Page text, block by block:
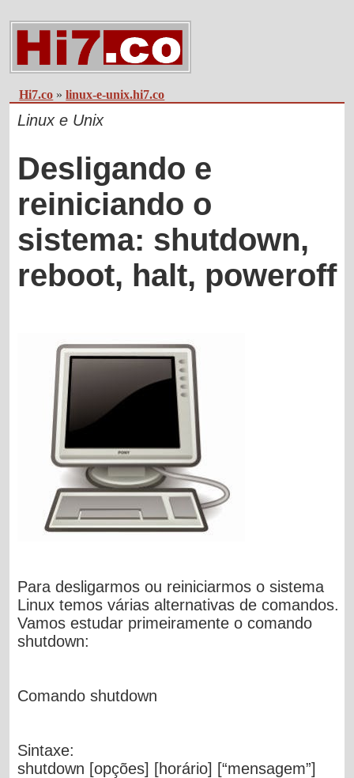
Hi7.co »linux-e-unix.hi7.co
Linux e Unix
Desligando e
reiniciando o
sistema: shutdown,
reboot, halt, poweroff
Para desligarmos ou reiniciarmos o sistema
Linux temos várias alternativas de comandos.
Vamos estudar primeiramente o comando
shutdown:
Comando shutdown
Sintaxe:
shutdown [opções] [horário] [“mensagem”]